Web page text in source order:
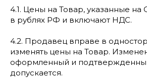
4.1. Цены на Товар, указанные
в рублях РФ и включают НДС.
4.2. Продавец вправе в
изменять цены на Товар.
оформленный и
допускается.